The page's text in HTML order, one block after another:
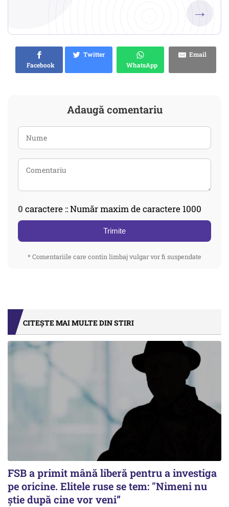
→
Facebook
Twitter
WhatsApp
Email
Adaugă comentariu
0 caractere :: Număr maxim de caractere 1000
Trimite
* Comentariile care contin limbaj vulgar vor fi suspendate
CITEȘTE MAI MULTE DIN STIRI
FSB a primit mână liberă pentru a investiga
pe oricine. Elitele ruse se tem: "Nimeni nu
știe după cine vor veni”